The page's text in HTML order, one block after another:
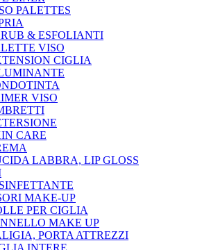
PALETTES
& ESFOLIANTI
VISO
CIGLIA
VISO
CARE
LABBRA, LIP GLOSS
MAKE-UP
PER CIGLIA
MAKE UP
PORTA ATTREZZI
INTERE